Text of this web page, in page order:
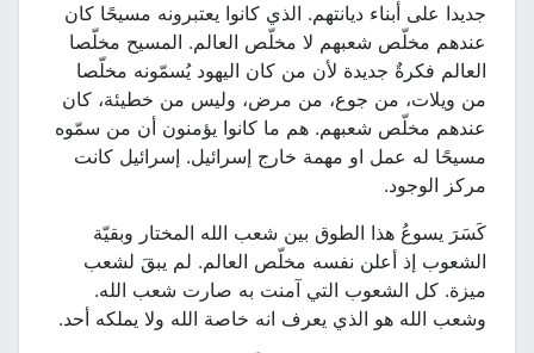
جديدا على أبناء ديانتهم. الذي كانوا يعتبرونه مسيحًا كان
عندهم مخلّص شعبهم لا مخلّص العالم. المسيح مخلّصا
العالم فكرةٌ جديدة لأن من كان اليهود يُسمّونه مخلّصا
من ويلات، من جوع، من مرض، وليس من خطيئة، كان
عندهم مخلّص شعبهم. هم ما كانوا يؤمنون أن من سمّوه
مسيحًا له عمل او مهمة خارج إسرائيل. إسرائيل كانت
مركز الوجود.
كَسَرَ يسوعُ هذا الطوق بين شعب الله المختار وبقيّة
الشعوب إذ أعلن نفسه مخلّص العالم. لم يبقَ لشعب
ميزة. كل الشعوب التي آمنت به صارت شعب الله.
وشعب الله هو الذي يعرف انه خاصة الله ولا يملكه أحد.